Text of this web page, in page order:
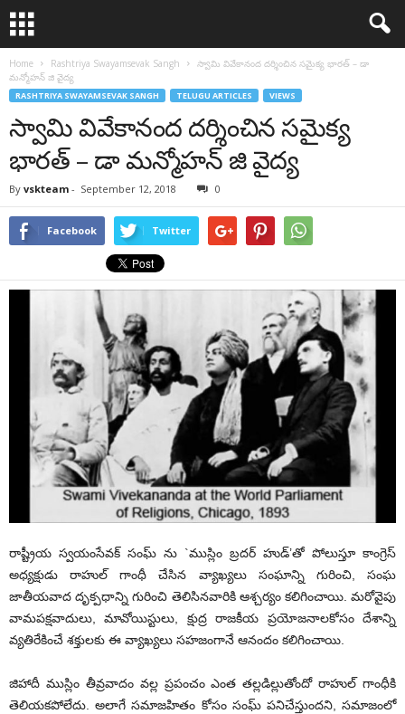
Home Rashtriya Swayamsevak Sangh
స్వామి వివేకానంద దర్శించిన సమైక్య భారత్ – డా
మన్మోహన్ జి వైద్య
RASHTRIYA SWAYAMSEVAK SANGH TELUGU ARTICLES VIEWS
స్వామి వివేకానంద దర్శించిన సమైక్య
భారత్ – డా మన్మోహన్ జి వైద్య
By vskteam - September 12, 2018 0
Facebook Twitter
రాష్ట్రీయ స్వయంసేవక్ సంఘ్ ను `ముస్లిం బ్రదర్ హుడ్’తో పోలుస్తూ కాంగ్రెస్
అధ్యక్షుడు రాహుల్ గాంధీ చేసిన వ్యాఖ్యలు సంఘాన్ని గురించి, సంఘ
జాతీయవాద దృక్పధాన్ని గురించి తెలిసినవారికి ఆశ్చర్యం కలిగించాయి. మరోవైపు
వామపక్షవాదులు, మావోయిస్టులు, క్షుద్ర రాజకీయ ప్రయోజనాలకోసం దేశాన్ని
వ్యతిరేకించే శక్తులకు ఈ వ్యాఖ్యలు సహజంగానే ఆనందం కలిగించాయి.
జిహాదీ ముస్లిం తీవ్రవాదం వల్ల ప్రపంచం ఎంత తల్లడిల్లుతోందో రాహుల్ గాంధీకి
తెలియకపోలేదు. అలాగే సమాజహితం కోసం సంఘ్ పనిచేస్తుందని, సమాజంలో